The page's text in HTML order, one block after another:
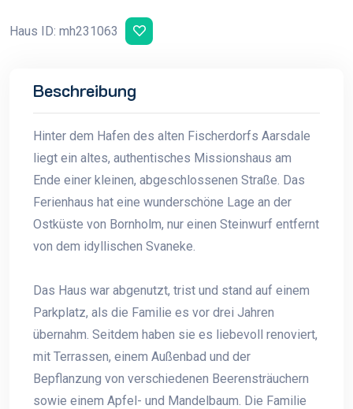
Haus ID: mh231063
Beschreibung
Hinter dem Hafen des alten Fischerdorfs Aarsdale
liegt ein altes, authentisches Missionshaus am
Ende einer kleinen, abgeschlossenen Straße. Das
Ferienhaus hat eine wunderschöne Lage an der
Ostküste von Bornholm, nur einen Steinwurf entfernt
von dem idyllischen Svaneke.
Das Haus war abgenutzt, trist und stand auf einem
Parkplatz, als die Familie es vor drei Jahren
übernahm. Seitdem haben sie es liebevoll renoviert,
mit Terrassen, einem Außenbad und der
Bepflanzung von verschiedenen Beerensträuchern
sowie einem Apfel- und Mandelbaum. Die Familie